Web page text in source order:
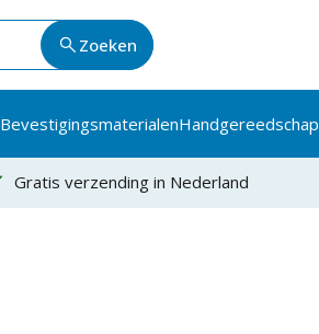
Zoeken
BevestigingsmaterialenHandgereedschap
Gratis verzending in Nederland